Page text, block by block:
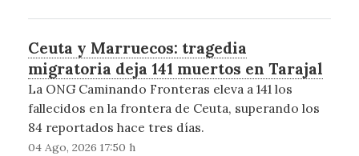
Ceuta y Marruecos: tragedia
migratoria deja 141 muertos en Tarajal
La ONG Caminando Fronteras eleva a 141 los
fallecidos en la frontera de Ceuta, superando los
84 reportados hace tres días.
04 Ago, 2026 17:50 h